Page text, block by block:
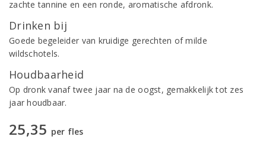
zachte tannine en een ronde, aromatische afdronk.
Drinken bij
Goede begeleider van kruidige gerechten of milde
wildschotels.
Houdbaarheid
Op dronk vanaf twee jaar na de oogst, gemakkelijk tot zes
jaar houdbaar.
25,35 per fles